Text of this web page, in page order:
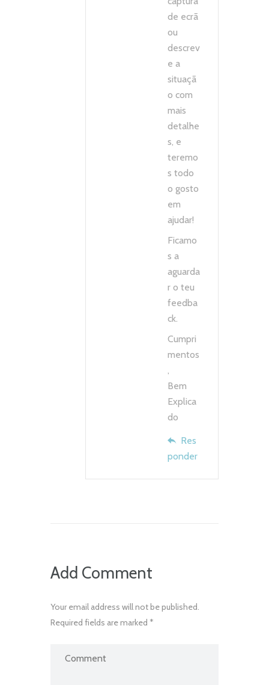
de ecrã
ou
descrev
e a
situaçã
o com
mais
detalhe
s, e
teremo
s todo
o gosto
em
ajudar!
Ficamo
s a
aguarda
r o teu
feedba
ck.
Cumpri
mentos
,
Bem
Explica
do
Res
ponder
Add Comment
Your email address will not be published.
Required fields are marked *